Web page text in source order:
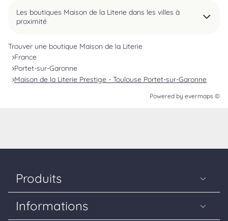
Les boutiques Maison de la Literie dans les villes à
proximité
Trouver une boutique Maison de la Literie
France
Portet-sur-Garonne
Maison de la Literie Prestige - Toulouse Portet-sur-Garonne
Powered by evermaps ©
Produits
Matelas
Sommiers
Informations